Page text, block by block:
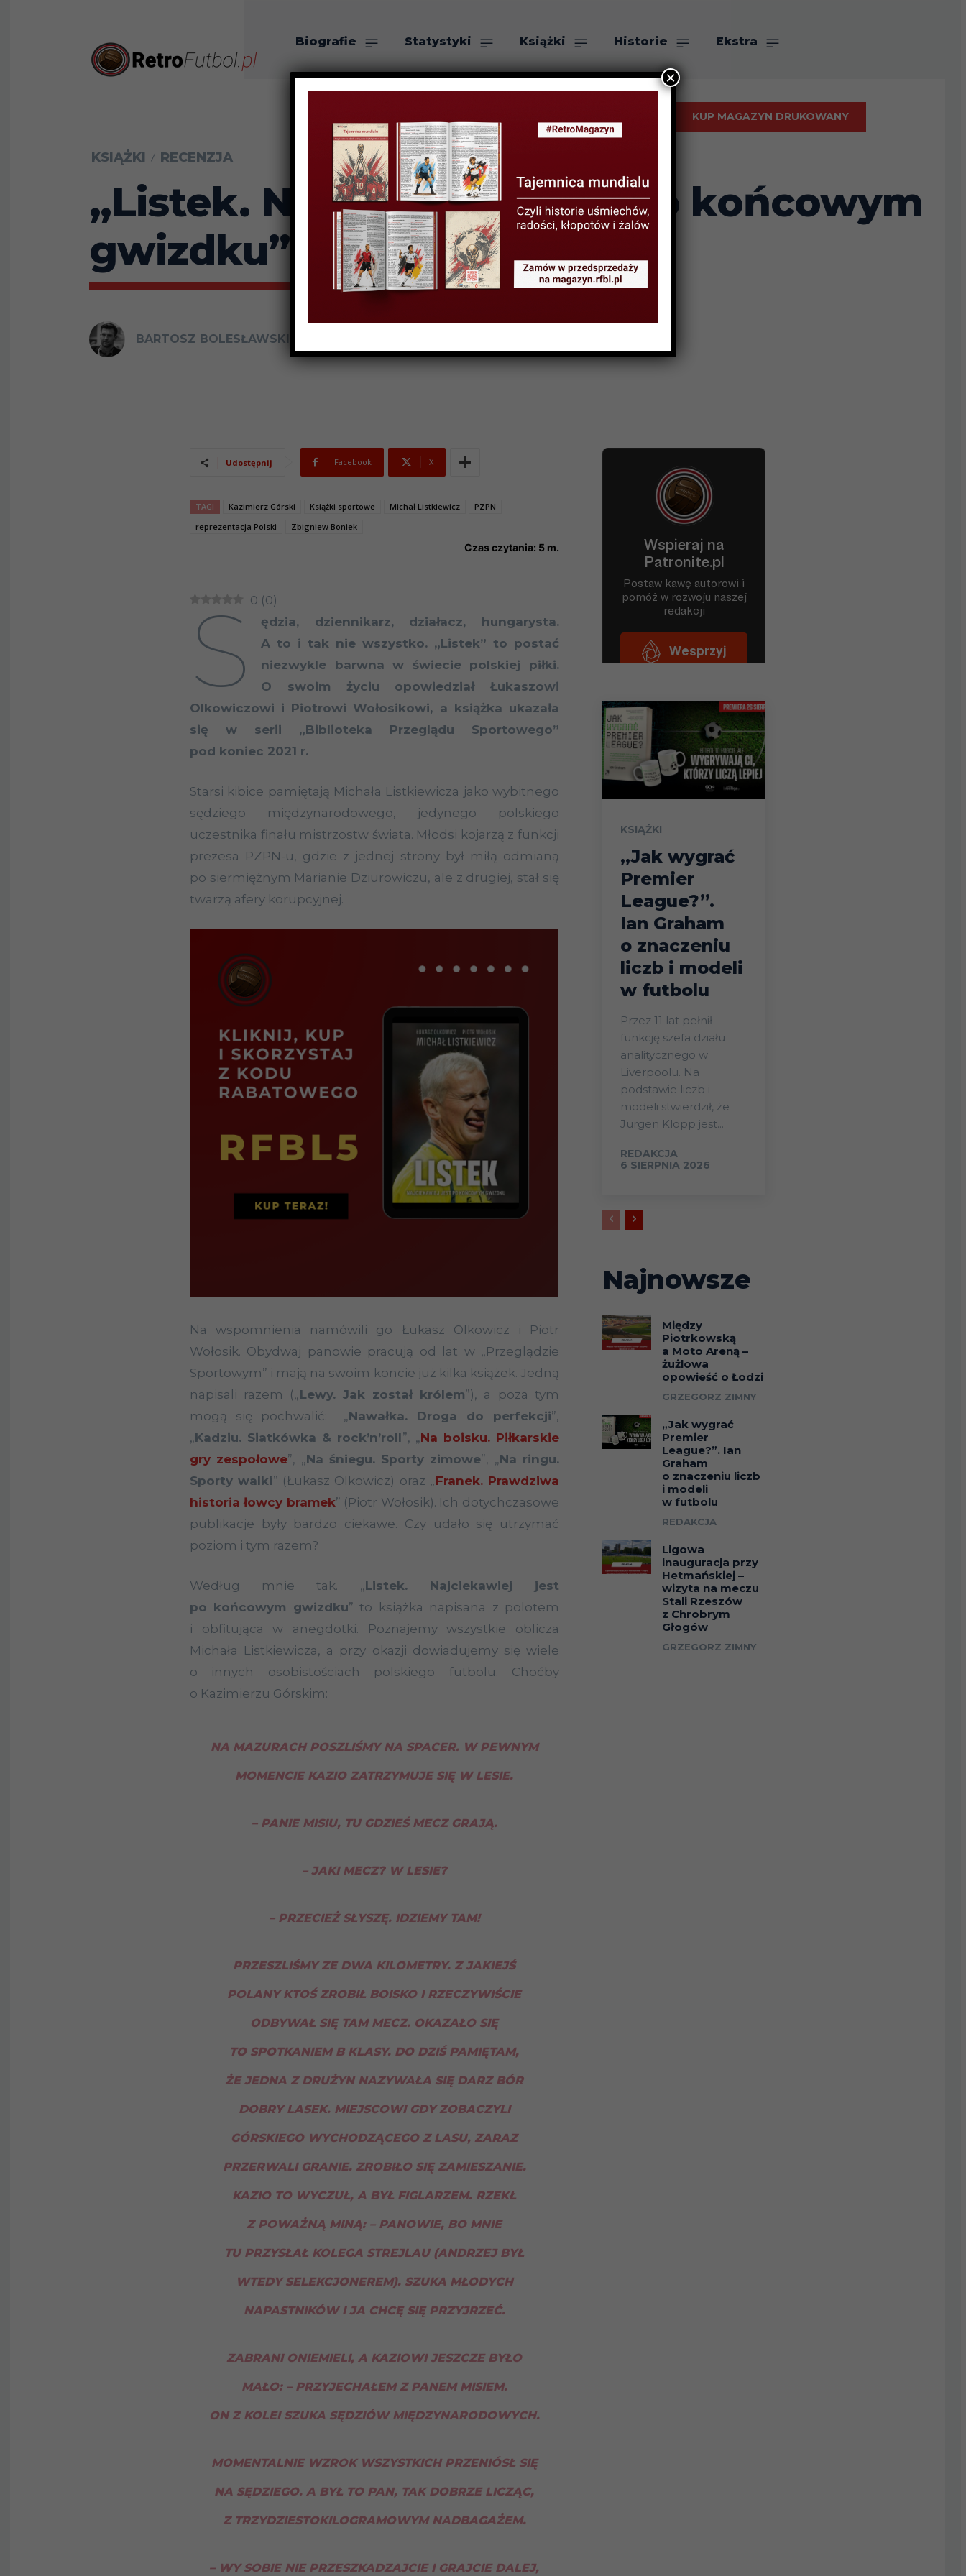
Biografie Statystyki Książki Historie Ekstra
O nas
KUP MAGAZYN DRUKOWANY
KSIĄŻKI RECENZJA
„Listek. Najciekawiej jest po końcowym
gwizdku” – recenzja
BARTOSZ BOLESŁAWSKI
Udostępnij Facebook X
TAGI Kazimierz Górski Książki sportowe Michał Listkiewicz
PZPN
reprezentacja Polski
Zbigniew Boniek
Czas czytania: 5 m.
0 (0)
S
ędzia, dziennikarz, działacz, hungarysta.
A to i tak nie wszystko. „Listek” to postać
niezwykle barwna w świecie polskiej piłki.
O swoim życiu opowiedział Łukaszowi
Olkowiczowi i Piotrowi Wołosikowi, a książka ukazała
się w serii „Biblioteka Przeglądu Sportowego”
pod koniec 2021 r.
Starsi kibice pamiętają Michała Listkiewicza jako wybitnego
sędziego międzynarodowego, jedynego polskiego
uczestnika finału mistrzostw świata. Młodsi kojarzą z funkcji
prezesa PZPN-u, gdzie z jednej strony był miłą odmianą
po siermiężnym Marianie Dziurowiczu, ale z drugiej, stał się
twarzą afery korupcyjnej.
Na wspomnienia namówili go Łukasz Olkowicz i Piotr
Wołosik. Obydwaj panowie pracują od lat w „Przeglądzie
Sportowym” i mają na swoim koncie już kilka książek. Jedną
napisali razem („Lewy. Jak został królem”), a poza tym
mogą się pochwalić: „Nawałka. Droga do perfekcji”,
„Kadziu. Siatkówka & rock’n’roll”, „Na boisku. Piłkarskie
gry zespołowe”, „Na śniegu. Sporty zimowe”, „Na ringu.
Sporty walki” (Łukasz Olkowicz) oraz „Franek. Prawdziwa
historia łowcy bramek” (Piotr Wołosik). Ich dotychczasowe
publikacje były bardzo ciekawe. Czy udało się utrzymać
poziom i tym razem?
Według mnie tak. „Listek. Najciekawiej jest
po końcowym gwizdku” to książka napisana z polotem
i obfitująca w anegdotki. Poznajemy wszystkie oblicza
Michała Listkiewicza, a przy okazji dowiadujemy się wiele
o innych osobistościach polskiego futbolu. Choćby
o Kazimierzu Górskim:
NA MAZURACH POSZLIŚMY NA SPACER. W PEWNYM
MOMENCIE KAZIO ZATRZYMUJE SIĘ W LESIE.
– PANIE MISIU, TU GDZIEŚ MECZ GRAJĄ.
– JAKI MECZ? W LESIE?
– PRZECIEŻ SŁYSZĘ. IDZIEMY TAM!
PRZESZLIŚMY ZE DWA KILOMETRY. Z JAKIEJŚ
POLANY KTOŚ ZROBIŁ BOISKO I RZECZYWIŚCIE
ODBYWAŁ SIĘ TAM MECZ. OKAZAŁO SIĘ
TO SPOTKANIEM B KLASY. DO DZIŚ PAMIĘTAM,
ŻE JEDNA Z DRUŻYN NAZYWAŁA SIĘ DARZ BÓR
DOBRY LASEK. MIEJSCOWI GDY ZOBACZYLI
GÓRSKIEGO WYCHODZĄCEGO Z LASU, ZARAZ
PRZERWALI GRANIE. ZROBIŁO SIĘ ZAMIESZANIE.
KAZIO TO WYCZUŁ, A BYŁ FIGLARZEM. RZEKŁ
Z POWAŻNĄ MINĄ: – PANOWIE, BO MNIE
TU PRZYSŁAŁ KOLEGA STREJLAU (ANDRZEJ BYŁ
WTEDY SELEKCJONEREM). SZUKA MŁODYCH
NAPASTNIKÓW I JA CHCĘ SIĘ PRZYJRZEĆ.
ZABRANI ONIEMIELI, A KAZIOWI JESZCZE BYŁO
MAŁO: – PRZYJECHAŁEM Z PANEM MISIEM.
ON Z KOLEI SZUKA SĘDZIÓW MIĘDZYNARODOWYCH.
MOMENTALNIE WZROK WSZYSTKICH PRZENIÓSŁ SIĘ
NA SĘDZIEGO. A BYŁ TO PAN, TAK DOBRZE LICZĄC,
Z TRZYDZIESTOKILOGRAMOWYM NADBAGAŻEM.
– WY SOBIE NIE PRZESZKADZAJCIE I GRAJCIE DALEJ,
KSIĄŻKI
„Jak wygrać
Premier
League?”.
Ian Graham
o znaczeniu
liczb i modeli
w futbolu
Przez 11 lat pełnił
funkcję szefa działu
analitycznego w
Liverpoolu. Na
podstawie liczb i
modeli stwierdził, że
Jurgen Klopp jest...
REDAKCJA -
6 SIERPNIA 2026
Najnowsze
Między
Piotrkowską
a Moto Areną –
żużlowa
opowieść o Łodzi
GRZEGORZ ZIMNY
„Jak wygrać
Premier
League?”. Ian
Graham
o znaczeniu liczb
i modeli
w futbolu
REDAKCJA
Ligowa
inauguracja przy
Hetmańskiej –
wizyta na meczu
Stali Rzeszów
z Chrobrym
Głogów
GRZEGORZ ZIMNY
×